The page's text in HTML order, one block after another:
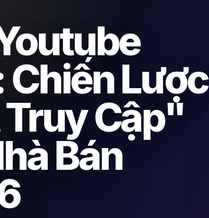
Lược
Cập"
Bán